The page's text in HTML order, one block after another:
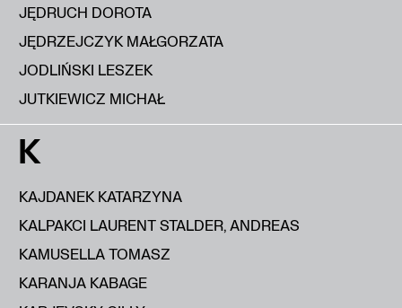
JĘDRUCH DOROTA
JĘDRZEJCZYK MAŁGORZATA
JODLIŃSKI LESZEK
JUTKIEWICZ MICHAŁ
K
KAJDANEK KATARZYNA
KALPAKCI LAURENT STALDER, ANDREAS
KAMUSELLA TOMASZ
KARANJA KABAGE